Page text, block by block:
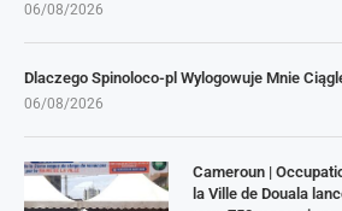
06/08/2026
Dlaczego Spinoloco-pl Wylogowuje Mnie
06/08/2026
Cameroun |
la Ville de Douala